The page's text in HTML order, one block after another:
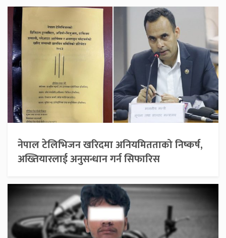
नेपाल टेलिभिजन खरिदमा अनियमितताको निष्कर्ष,
अख्तियारलाई अनुसन्धान गर्न सिफारिस